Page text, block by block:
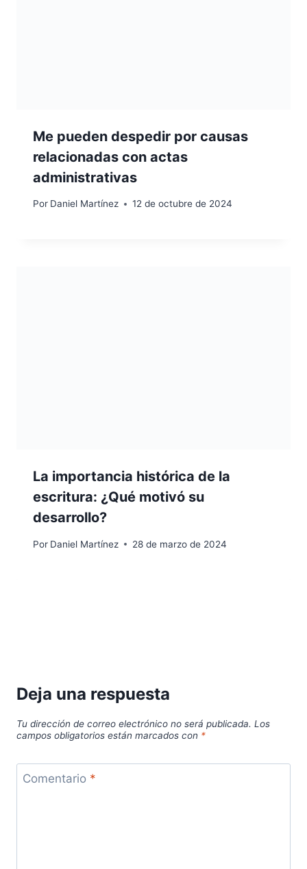
Me pueden despedir por causas
relacionadas con actas
administrativas
Por Daniel Martínez 12 de octubre de 2024
La importancia histórica de la
escritura: ¿Qué motivó su
desarrollo?
Por Daniel Martínez 28 de marzo de 2024
Deja una respuesta
Tu dirección de correo electrónico no será publicada. Los
campos obligatorios están marcados con *
Comentario *